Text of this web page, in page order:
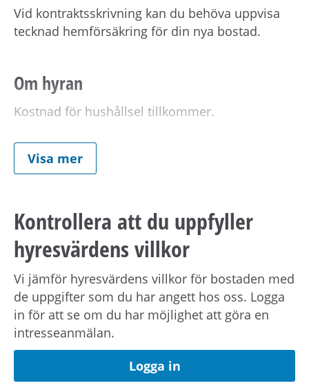
Vid kontraktsskrivning kan du behöva uppvisa
tecknad hemförsäkring för din nya bostad.
Om hyran
Kostnad för hushållsel tillkommer.
Förmedlingsinformation
förmedling kan skickas ut via sms.Uppdatera
dina kontaktuppgifter på Mina sidor.
Om hyresvärden har villkor om antal
hushållsmedlemmar hämtar och behandlar vi
familjeuppgifter om dig, din registrerade
medboende och eventuella barn.
Observera att om inflyttningsdatumet infaller på
Visa mer
Kontrollera att du uppfyller
hyresvärdens villkor
Vi jämför hyresvärdens villkor för bostaden med
de uppgifter som du har angett hos oss. Logga
in för att se om du har möjlighet att göra en
intresseanmälan.
Logga in